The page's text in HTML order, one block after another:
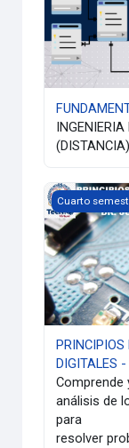
(DISTANCIA)
PRINCIPIOS
Cuarto
DIGITALES
Comprende
análisis de
para
resolver